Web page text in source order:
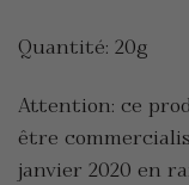
Quantité: 20g
Attention: ce
être
janvier 2020 en